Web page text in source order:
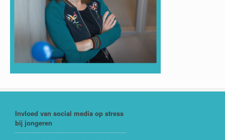
Invloed van social media op stress
bij jongeren